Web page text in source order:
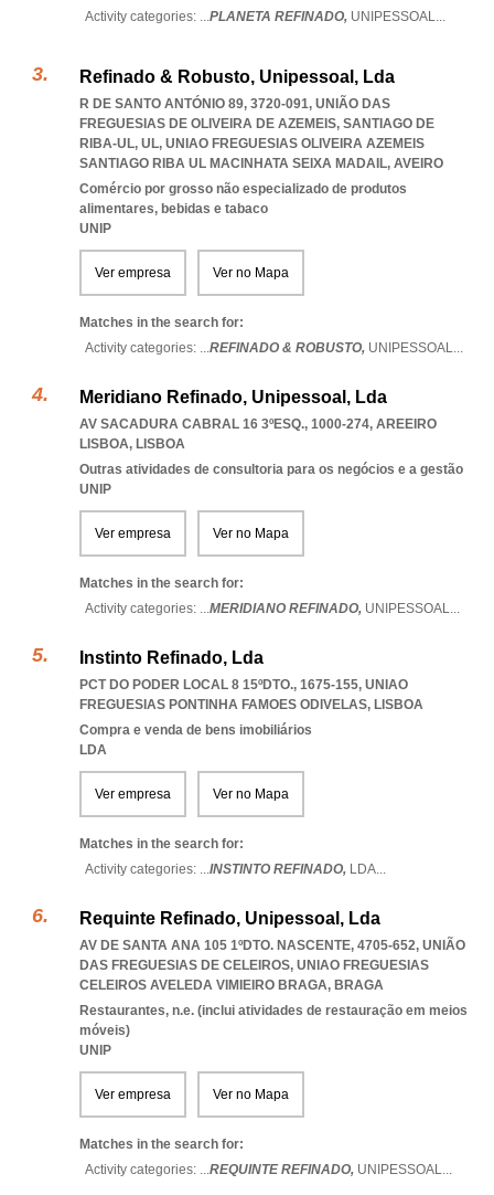
Activity categories: ...PLANETA REFINADO, UNIPESSOAL...
Refinado & Robusto, Unipessoal, Lda
R DE SANTO ANTÓNIO 89, 3720-091, UNIÃO DAS
FREGUESIAS DE OLIVEIRA DE AZEMEIS, SANTIAGO DE
RIBA-UL, UL, UNIAO FREGUESIAS OLIVEIRA AZEMEIS
SANTIAGO RIBA UL MACINHATA SEIXA MADAIL, AVEIRO
Comércio por grosso não especializado de produtos
alimentares, bebidas e tabaco
UNIP
Ver empresa Ver no Mapa
Matches in the search for:
Activity categories: ...REFINADO & ROBUSTO, UNIPESSOAL...
Meridiano Refinado, Unipessoal, Lda
AV SACADURA CABRAL 16 3ºESQ., 1000-274, AREEIRO
LISBOA, LISBOA
Outras atividades de consultoria para os negócios e a gestão
UNIP
Ver empresa Ver no Mapa
Matches in the search for:
Activity categories: ...MERIDIANO REFINADO, UNIPESSOAL...
Instinto Refinado, Lda
PCT DO PODER LOCAL 8 15ºDTO., 1675-155, UNIAO
FREGUESIAS PONTINHA FAMOES ODIVELAS, LISBOA
Compra e venda de bens imobiliários
LDA
Ver empresa Ver no Mapa
Matches in the search for:
Activity categories: ...INSTINTO REFINADO, LDA...
Requinte Refinado, Unipessoal, Lda
AV DE SANTA ANA 105 1ºDTO. NASCENTE, 4705-652, UNIÃO
DAS FREGUESIAS DE CELEIROS, UNIAO FREGUESIAS
CELEIROS AVELEDA VIMIEIRO BRAGA, BRAGA
Restaurantes, n.e. (inclui atividades de restauração em meios
móveis)
UNIP
Ver empresa Ver no Mapa
Matches in the search for:
Activity categories: ...REQUINTE REFINADO, UNIPESSOAL...